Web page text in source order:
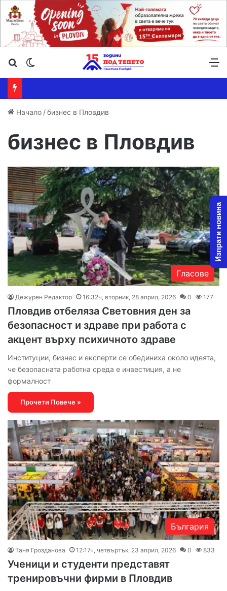
Търсене ...
Начало /бизнес в Пловдив
бизнес в Пловдив
Гласове
Дежурен Редактор 16:32ч, вторник, 28 април, 2026 0 177
Пловдив отбеляза Световния ден за
безопасност и здраве при работа с
акцент върху психичното здраве
Институции, бизнес и експерти се обединиха около идеята,
че безопасната работна среда е инвестиция, а не
формалност
Прочети Повече »
България
Таня Грозданова 12:17ч, четвъртък, 23 април, 2026 0 833
Ученици и студенти представят
тренировъчни фирми в Пловдив
Изпрати новина